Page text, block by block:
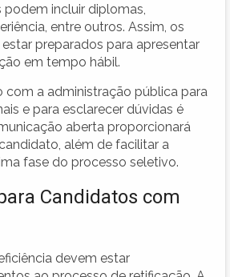
incluir diplomas,
entre outros. Assim, os
preparados para apresentar
em tempo hábil.
com a administração pública para
e para esclarecer dúvidas é
aberta proporcionará
além de facilitar a
fase do processo seletivo.
Candidatos com
devem estar